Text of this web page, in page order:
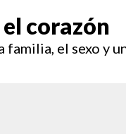
corazón
familia, el sexo y